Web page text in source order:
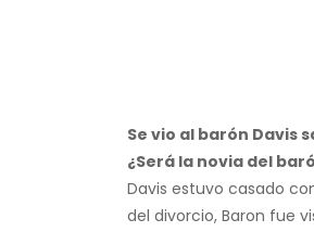
Se vio al barón Davis
¿Será la novia del
Davis estuvo casado
del divorcio, Baron fue